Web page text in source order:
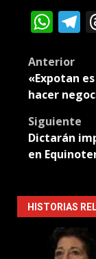
Post
Anterior
«Expotan
hacer
Siguiente
Dictarán
en
HISTORIAS